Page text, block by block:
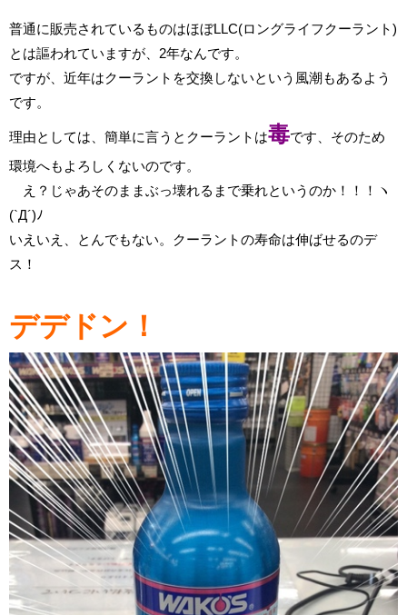
普通に販売されているものはほぼLLC(ロングライフクーラント)
とは謳われていますが、2年なんです。
ですが、近年はクーラントを交換しないという風潮もあるよう
です。
理由としては、簡単に言うとクーラントは毒です、そのため
環境へもよろしくないのです。
え？じゃあそのままぶっ壊れるまで乗れというのか！！！ヽ
(`Д´)ﾉ
いえいえ、とんでもない。クーラントの寿命は伸ばせるのデ
ス！
デデドン！